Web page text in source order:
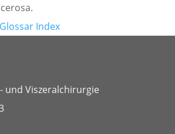
Index
und Viszeralchirurgie